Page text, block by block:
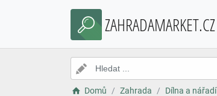
ZAHRADAMARKET.CZ
Domů Zahrada Dílna a nářadí